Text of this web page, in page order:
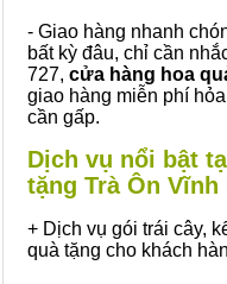
- Giao hàng nhanh
bất kỳ đâu, chỉ cần
727, cửa hàng hoa
giao hàng miễn phí
cần gấp.
Dịch vụ nổi bật
tặng Trà Ôn Vĩnh
+ Dịch vụ gói trái cây,
quà tặng cho khách